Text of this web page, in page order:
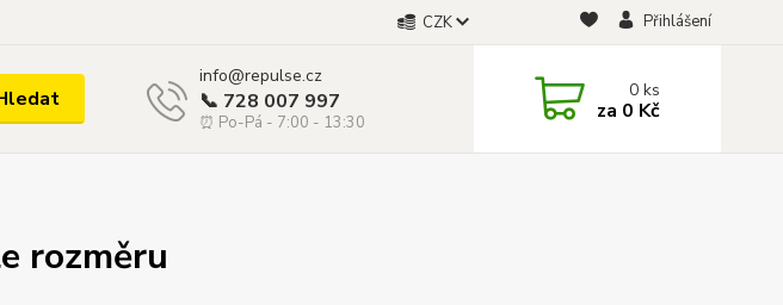
CZK Přihlášení
info@repulse.cz
📞 728 007 997
⏰ Po-Pá - 7:00 - 13:30
0ks
za 0 Kč
rozměru